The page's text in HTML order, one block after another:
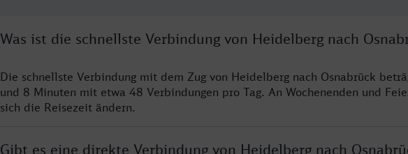
Was ist die schnellste Verbindung von Heidelberg nach
Die schnellste Verbindung mit dem Zug von Heidelberg nach Osnabrück
und 8 Minuten mit etwa 48 Verbindungen pro Tag. An Wochenenden und
sich die Reisezeit ändern.
Gibt es eine direkte Verbindung von Heidelberg nach